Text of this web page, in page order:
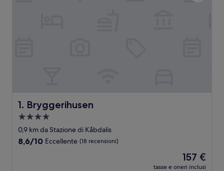
1. Bryggerihusen
Bryggerihusen
Struttura
a
4.0
0,9 km da Stazione di Kåbdalis
8.6
8,6/10 Eccellente (18 recensioni)
Il
prezzo
157 €
tasse e oneri inclusi